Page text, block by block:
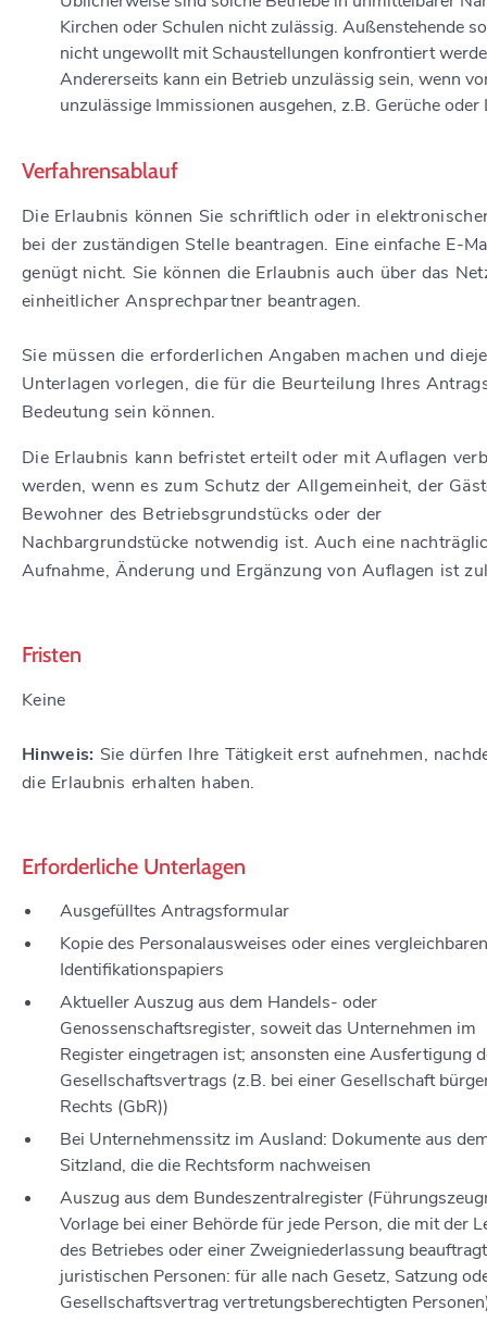
Kirchen oder Schulen nicht zulässig. Außenstehende
nicht ungewollt mit Schaustellungen konfrontiert
Andererseits kann ein Betrieb unzulässig sein, wenn
unzulässige Immissionen ausgehen, z.B. Gerüche oder
Verfahrensablauf
Die Erlaubnis können Sie schriftlich oder in
bei der zuständigen Stelle beantragen. Eine einfache E-
genügt nicht. Sie können die Erlaubnis auch über das
einheitlicher Ansprechpartner beantragen.
Sie müssen die erforderlichen Angaben machen und
Unterlagen vorlegen, die für die Beurteilung Ihres
Bedeutung sein können.
Die Erlaubnis kann befristet erteilt oder mit Auflagen
werden, wenn es zum Schutz der Allgemeinheit, der
Bewohner des Betriebsgrundstücks oder der
Nachbargrundstücke notwendig ist. Auch eine
Aufnahme, Änderung und Ergänzung von Auflagen ist
Fristen
Keine
Hinweis: Sie dürfen Ihre Tätigkeit erst aufnehmen,
die Erlaubnis erhalten haben.
Erforderliche Unterlagen
Ausgefülltes Antragsformular
Kopie des Personalausweises oder eines vergleichbaren
Identifikationspapiers
Aktueller Auszug aus dem Handels- oder
Genossenschaftsregister, soweit das Unternehmen im
Register eingetragen ist; ansonsten eine Ausfertigung
Gesellschaftsvertrags (z.B. bei einer Gesellschaft
Rechts (GbR))
Bei Unternehmenssitz im Ausland: Dokumente aus
Sitzland, die die Rechtsform nachweisen
Auszug aus dem Bundeszentralregister
Vorlage bei einer Behörde für jede Person, die mit der
des Betriebes oder einer Zweigniederlassung
juristischen Personen: für alle nach Gesetz, Satzung
Gesellschaftsvertrag vertretungsberechtigten